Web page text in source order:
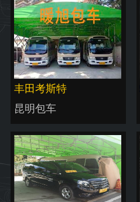
丰田考斯特
昆明包车